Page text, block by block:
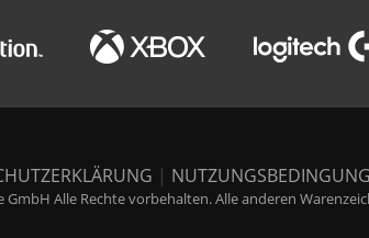
|
GmbH Alle Rechte vorbehalten. Alle anderen